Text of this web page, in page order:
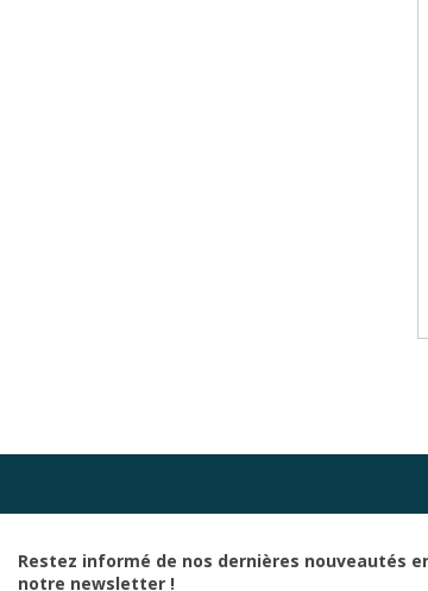
Restez informé de nos dernières nouveautés
notre newsletter !